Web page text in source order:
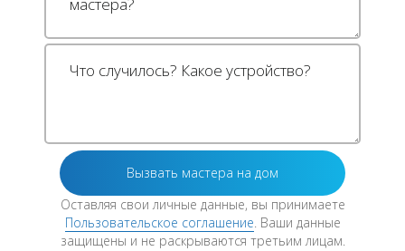
Оставляя свои личные данные, вы принимаете
Пользовательское соглашение. Ваши данные
защищены и не раскрываются третьим лицам.